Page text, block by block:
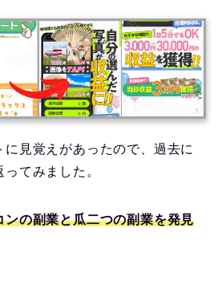
に見覚えがあったので、過去に
てみました。
ンの副業と瓜二つの副業を発見